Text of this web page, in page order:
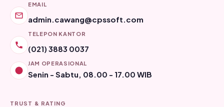
EMAIL
admin.cawang@cpssoft.com
TELEPON KANTOR
(021) 3883 0037
JAM OPERASIONAL
Senin - Sabtu, 08.00 - 17.00 WIB
TRUST & RATING